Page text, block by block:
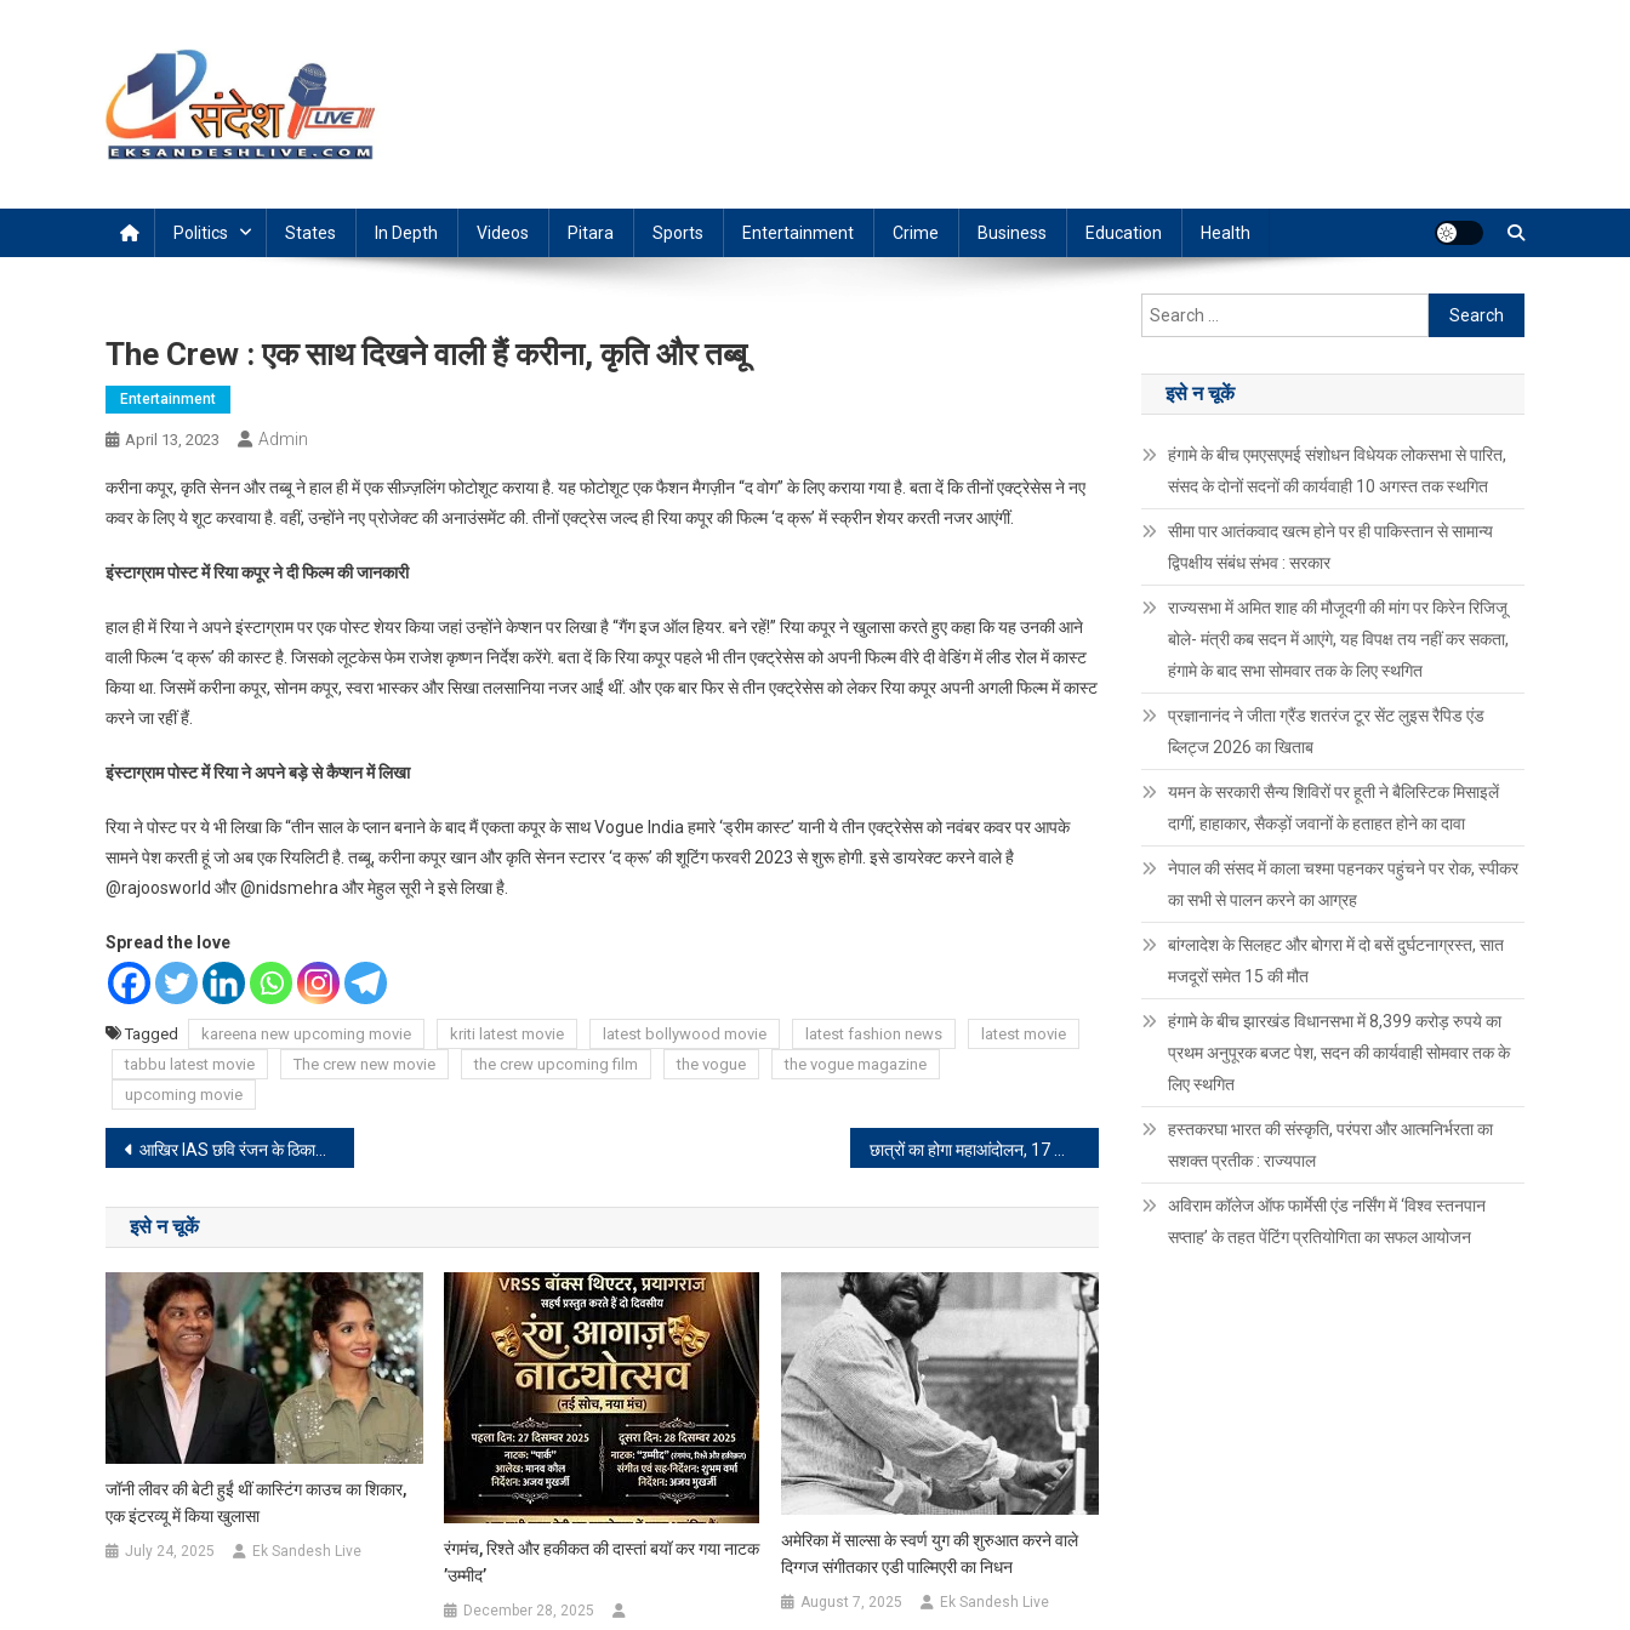
Politics States In Depth Videos Pitara Sports Entertainment Crime Business Education Health
The Crew : एक साथ दिखने वाली हैं करीना, कृति और तब्बू
Entertainment
April 13, 2023 Admin
करीना कपूर, कृति सेनन और तब्बू ने हाल ही में एक सीज़्ज़लिंग फोटोशूट कराया है. यह फोटोशूट एक फैशन मैगज़ीन “द वोग” के लिए कराया गया है. बता दें कि तीनों एक्ट्रेसेस ने नए
कवर के लिए ये शूट करवाया है. वहीं, उन्होंने नए प्रोजेक्ट की अनाउंसमेंट की. तीनों एक्ट्रेस जल्द ही रिया कपूर की फिल्म ‘द क्रू’ में स्क्रीन शेयर करती नजर आएंगीं.
इंस्टाग्राम पोस्ट में रिया कपूर ने दी फिल्म की जानकारी
हाल ही में रिया ने अपने इंस्टाग्राम पर एक पोस्ट शेयर किया जहां उन्होंने केप्शन पर लिखा है “गैंग इज ऑल हियर. बने रहें!” रिया कपूर ने खुलासा करते हुए कहा कि यह उनकी आने
वाली फिल्म ‘द क्रू’ की कास्ट है. जिसको लूटकेस फेम राजेश कृष्णन निर्देश करेंगे. बता दें कि रिया कपूर पहले भी तीन एक्ट्रेसेस को अपनी फिल्म वीरे दी वेडिंग में लीड रोल में कास्ट
किया था. जिसमें करीना कपूर, सोनम कपूर, स्वरा भास्कर और सिखा तलसानिया नजर आईं थीं. और एक बार फिर से तीन एक्ट्रेसेस को लेकर रिया कपूर अपनी अगली फिल्म में कास्ट
करने जा रहीं हैं.
इंस्टाग्राम पोस्ट मेंरिया ने अपने बड़े से कैप्शन में लिखा
रिया ने पोस्ट पर ये भी लिखा कि “तीन साल के प्लान बनाने के बाद मैं एकता कपूर के साथ Vogue India हमारे ‘ड्रीम कास्ट’ यानी ये तीन एक्ट्रेसेस को नवंबर कवर पर आपके
सामने पेश करती हूं जो अब एक रियलिटी है. तब्बू, करीना कपूर खान और कृति सेनन स्टारर ‘द क्रू’ की शूटिंग फरवरी 2023 से शुरू होगी. इसे डायरेक्ट करने वाले है
@rajoosworld और @nidsmehra और मेहुल सूरी ने इसे लिखा है.
Spread the love
Tagged kareena new upcoming movie kriti latest movie latest bollywood movie latest fashion news
latest movie
tabbu latest movie
The crew new movie the crew upcoming film the vogue
the vogue magazine
upcoming movie
Post
navigation
आखिर IAS छवि रंजन के ठिकानों पर ही ED की रेड क्यों? छात्रों का होगा महाआंदोलन, 17 को मुख्यमंत्री आवास का घेराव, 19 को झारखंड बंद का ऐलान
इसे न चूकें
जॉनी लीवर की बेटी हुईं थीं कास्टिंग काउच का शिकार,
एक इंटरव्यू में किया खुलासा
July 24, 2025 Ek Sandesh Live
रंगमंच, रिश्ते और हकीकत की दास्तां बयॉ कर गया नाटक
’उम्मीद’
December 28, 2025
अमेरिका में साल्सा के स्वर्ण युग की शुरुआत करने वाले
दिग्गज संगीतकार एडी पाल्मिएरी का निधन
August 7, 2025 Ek Sandesh Live
Search
for:
इसे न चूकें
हंगामे के बीच एमएसएमई संशोधन विधेयक लोकसभा से पारित,
संसद के दोनों सदनों की कार्यवाही 10 अगस्त तक स्थगित
सीमा पार आतंकवाद खत्म होने पर ही पाकिस्तान से सामान्य
द्विपक्षीय संबंध संभव : सरकार
राज्यसभा में अमित शाह की मौजूदगी की मांग पर किरेन रिजिजू
बोले- मंत्री कब सदन में आएंगे, यह विपक्ष तय नहीं कर सकता,
हंगामे के बाद सभा सोमवार तक के लिए स्थगित
प्रज्ञानानंद ने जीता ग्रैंड शतरंज टूर सेंट लुइस रैपिड एंड
ब्लिट्ज 2026 का खिताब
यमन के सरकारी सैन्य शिविरों पर हूती ने बैलिस्टिक मिसाइलें
दागीं, हाहाकार, सैकड़ों जवानों के हताहत होने का दावा
नेपाल की संसद में काला चश्मा पहनकर पहुंचने पर रोक, स्पीकर
का सभी से पालन करने का आग्रह
बांग्लादेश के सिलहट और बोगरा में दो बसें दुर्घटनाग्रस्त, सात
मजदूरों समेत 15 की मौत
हंगामे के बीच झारखंड विधानसभा में 8,399 करोड़ रुपये का
प्रथम अनुपूरक बजट पेश, सदन की कार्यवाही सोमवार तक के
लिए स्थगित
हस्तकरघा भारत की संस्कृति, परंपरा और आत्मनिर्भरता का
सशक्त प्रतीक : राज्यपाल
अविराम कॉलेज ऑफ फार्मेसी एंड नर्सिंग में ‘विश्व स्तनपान
सप्ताह’ के तहत पेंटिंग प्रतियोगिता का सफल आयोजन